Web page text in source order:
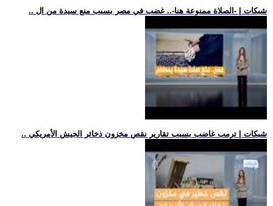
.. شبكات | -الصلاة ممنوعة هنا-.. غضب في مصر بسبب منع سيدة من ال
.. شبكات | ترمب غاضب بسبب تقارير نقص مخزون ذخائر الجيش الأمريكي